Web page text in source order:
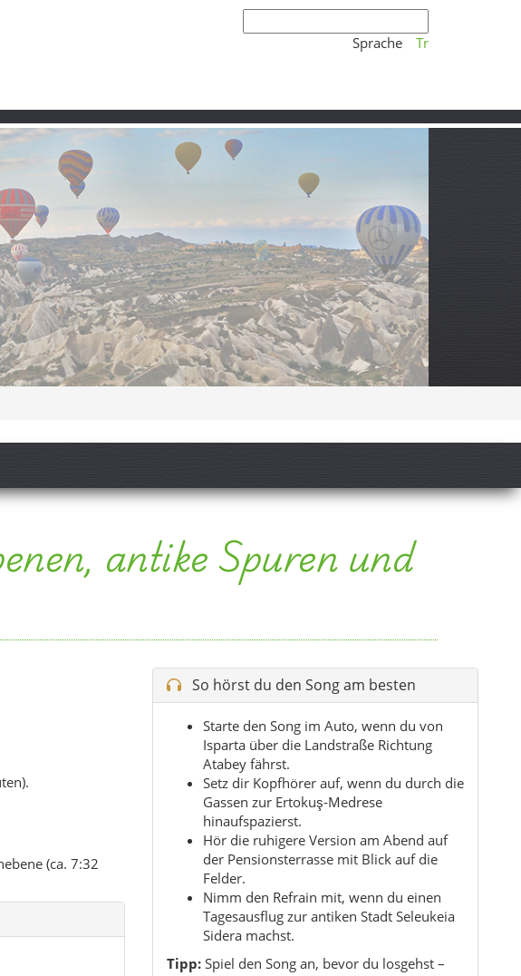
Sprache Tr
antike Spuren und
(ca. 7:32
Isparta über die Landstraße Richtung
Atabey fährst.
Gassen zur Ertokuş-Medrese
hinaufspazierst.
Hör die ruhigere Version am Abend auf
Nimm den Refrain mit, wenn du einen
Sidera machst.
Tipp:Spiel den Song an, bevor du losgehst –
die Stimmung passt perfekt zum ersten Blick
auf Atabey und seine Hochebenen.